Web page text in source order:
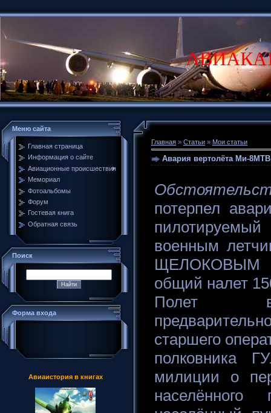
Меню сайта
Главная страница
Информация о сайте
Авиационные происшествия
Мемориал
Фотоальбомы
Форум
Гостевая книга
Обратная связь
Поиск
Форма входа
Авиаистория в книгах
Главная » Статьи » Мои статьи
Авария вертолёта Ми-
потерпел
военным
ЩЕЛОКОВЫМ
общий налет
Полет
старшего
полковника
милиции о